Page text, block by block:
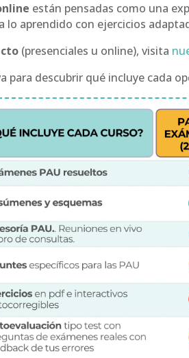
están pensadas como una
lo aprendido con ejercicios
(presenciales u online), visita
para descubrir qué incluye cada